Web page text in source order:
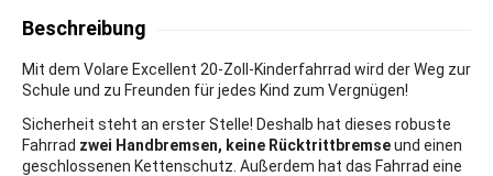
Beschreibung
Mit dem Volare Excellent 20-Zoll-Kinderfahrrad wird der Weg zur
Schule und zu Freunden für jedes Kind zum Vergnügen!
Sicherheit steht an erster Stelle! Deshalb hat dieses robuste
Fahrrad zwei Handbremsen, keine Rücktrittbremseund einen
geschlossenen Kettenschutz. Außerdem hat das Fahrrad eine